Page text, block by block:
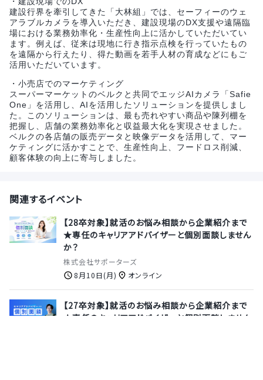
建設行界を牽引してきた「大林組」では、セーフィーのウェ
アラブルカメラを導入いただき、建設現場のDX支援や遠隔臨
場における業務効率化・生産性向上に活かしていただいてい
ます。例えば、従来は現地に行き指示点検を行っていたもの
を遠隔から行えたり、得た動画を若手人材の育成などにもご
活用いただいています。
・小売店でのマーケティング
スーパーマーケットのベルクと共同でエッジAIカメラ「Safie
One」を活用し、AIを活用したソリューションを提供しまし
た。このソリューションは、最も売れやすい商品や陳列棚を
把握し、店舗の業務効率化と収益最大化を実現させました。
ベルクの各店舗の販売データと映像データを活用して、マー
ケティングに活かすことで、生産性向上、フードロス削減、
顧客体験の向上に寄与しました。
関連するイベント
【28卒対象】就活のお悩み相談から企業紹介まで
★専任のキャリアアドバイザーと個別面談しません
か？
株式会社サポーターズ
8月10日(月)
オンライン
【27卒対象】就活のお悩み相談から企業紹介まで
★専任のキャリアアドバイザーと個別面談しません